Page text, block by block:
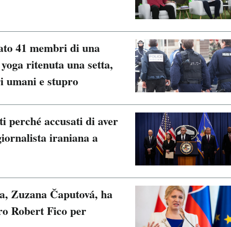
41 membri di una
ritenuta una setta,
umani e stupro
perché accusati di aver
iraniana a
Zuzana Čaputová, ha
Robert Fico per